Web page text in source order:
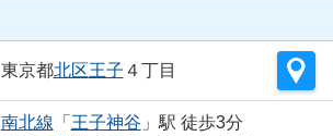
東京都北区王子 ４丁目
南北線 「 王子神谷 」駅 徒歩3分